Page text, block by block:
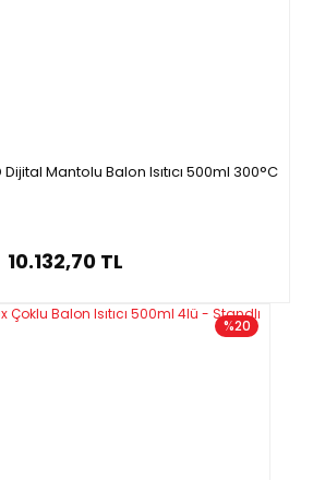
Mantolu Balon Isıtıcı 500ml 300°C
10.132,70 TL
%20